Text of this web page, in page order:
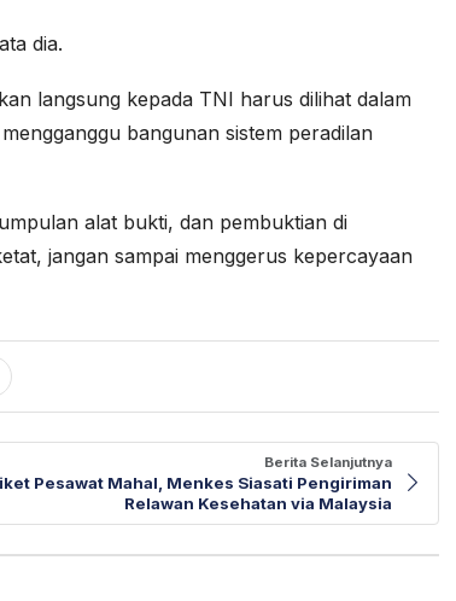
dia.
langsung kepada TNI harus dilihat dalam
bangunan sistem peradilan
alat bukti, dan pembuktian di
jangan sampai menggerus kepercayaan
Berita Selanjutnya
Pesawat Mahal, Menkes Siasati Pengiriman
Relawan Kesehatan via Malaysia